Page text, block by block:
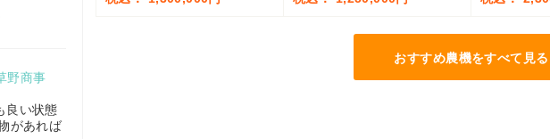
おすすめ農機をすべて見る
ンタープ
野商事
良い状態
があれば